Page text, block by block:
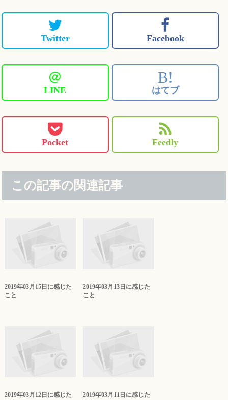
Twitter Facebook
＠
LINE
B!
はてブ
Pocket Feedly
この記事の関連記事
2019年03月15日に感じた
こと
2019年03月13日に感じた
こと
2019年03月12日に感じた
2019年03月11日に感じた